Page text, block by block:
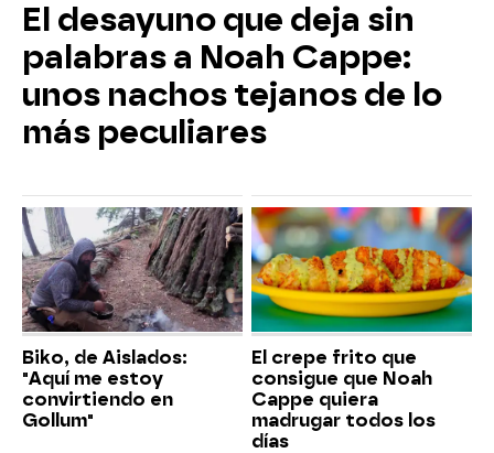
El desayuno que deja sin
palabras a Noah Cappe:
unos nachos tejanos de lo
más peculiares
Biko, de Aislados:
"Aquí me estoy
convirtiendo en
Gollum"
El crepe frito que
consigue que Noah
Cappe quiera
madrugar todos los
días